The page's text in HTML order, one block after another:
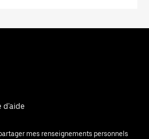
d'aide
mes renseignements personnels